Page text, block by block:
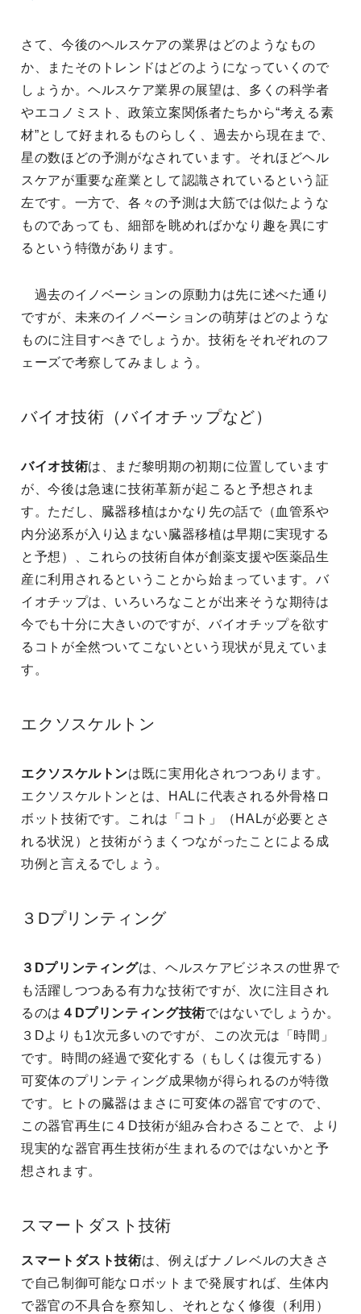
さて、今後のヘルスケアの業界はどのようなもの
か、またそのトレンドはどのようになっていくので
しょうか。ヘルスケア業界の展望は、多くの科学者
やエコノミスト、政策立案関係者たちから“考える素
材”として好まれるものらしく、過去から現在まで、
星の数ほどの予測がなされています。それほどヘル
スケアが重要な産業として認識されているという証
左です。一方で、各々の予測は大筋では似たような
ものであっても、細部を眺めればかなり趣を異にす
るという特徴があります。
過去のイノベーションの原動力は先に述べた通り
ですが、未来のイノベーションの萌芽はどのような
ものに注目すべきでしょうか。技術をそれぞれのフ
ェーズで考察してみましょう。
バイオ技術（バイオチップなど）
バイオ技術は、まだ黎明期の初期に位置しています
が、今後は急速に技術革新が起こると予想されま
す。ただし、臓器移植はかなり先の話で（血管系や
内分泌系が入り込まない臓器移植は早期に実現する
と予想）、これらの技術自体が創薬支援や医薬品生
産に利用されるということから始まっています。バ
イオチップは、いろいろなことが出来そうな期待は
今でも十分に大きいのですが、バイオチップを欲す
るコトが全然ついてこないという現状が見えていま
す。
エクソスケルトン
エクソスケルトンは既に実用化されつつあります。
エクソスケルトンとは、HALに代表される外骨格ロ
ボット技術です。これは「コト」（HALが必要とさ
れる状況）と技術がうまくつながったことによる成
功例と言えるでしょう。
３Dプリンティング
３Dプリンティングは、ヘルスケアビジネスの世界で
も活躍しつつある有力な技術ですが、次に注目され
るのは ４Dプリンティング技術ではないでしょうか。
３Dよりも1次元多いのですが、この次元は「時間」
です。時間の経過で変化する（もしくは復元する）
可変体のプリンティング成果物が得られるのが特徴
です。ヒトの臓器はまさに可変体の器官ですので、
この器官再生に４D技術が組み合わさることで、より
現実的な器官再生技術が生まれるのではないかと予
想されます。
スマートダスト技術
スマートダスト技術は、例えばナノレベルの大きさ
で自己制御可能なロボットまで発展すれば、生体内
で器官の不具合を察知し、それとなく修復（利用）